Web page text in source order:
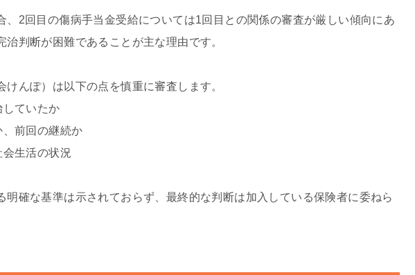
、2回目の傷病手当金受給については1回目との関係の審査が厳しい傾向にあ
治判断が困難であることが主な理由です。
んぽ）は以下の点を慎重に審査します。
していたか
、前回の継続か
生活の状況
明確な基準は示されておらず、最終的な判断は加入している保険者に委ねら